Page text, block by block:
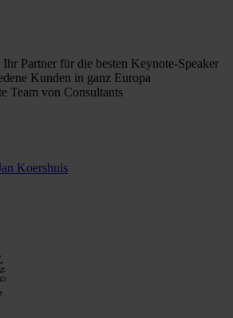
Ihr Partner für die besten Keynote-Speaker
Kunden in ganz Europa
Team von Consultants
Koershuis